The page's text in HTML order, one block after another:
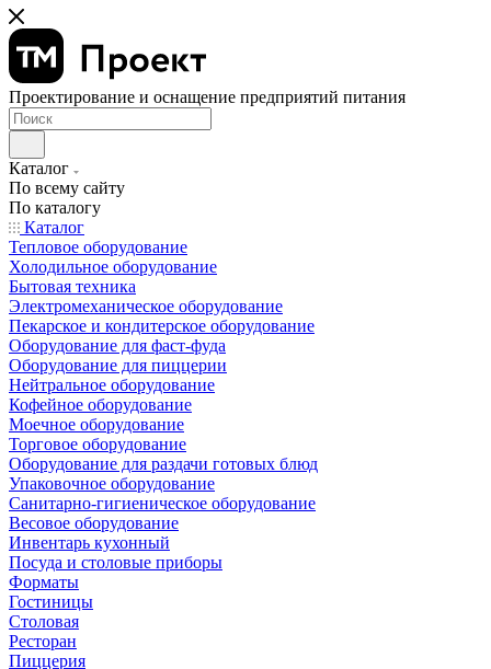
Проектирование и оснащение предприятий питания
Каталог
По всему сайту
По каталогу
Каталог
Тепловое оборудование
Холодильное оборудование
Бытовая техника
Электромеханическое оборудование
Пекарское и кондитерское оборудование
Оборудование для фаст-фуда
Оборудование для пиццерии
Нейтральное оборудование
Кофейное оборудование
Моечное оборудование
Торговое оборудование
Оборудование для раздачи готовых блюд
Упаковочное оборудование
Санитарно-гигиеническое оборудование
Весовое оборудование
Инвентарь кухонный
Посуда и столовые приборы
Форматы
Гостиницы
Столовая
Ресторан
Пиццерия